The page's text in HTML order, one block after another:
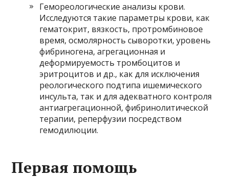
Гемореологические анализы крови.
Исследуются такие параметры крови, как
гематокрит, вязкость, протромбиновое
время, осмолярность сыворотки, уровень
фибриногена, агрегационная и
деформируемость тромбоцитов и
эритроцитов и др., как для исключения
реологического подтипа ишемического
инсульта, так и для адекватного контроля
антиагрегационной, фибринолитической
терапии, реперфузии посредством
гемодилюции.
Первая помощь